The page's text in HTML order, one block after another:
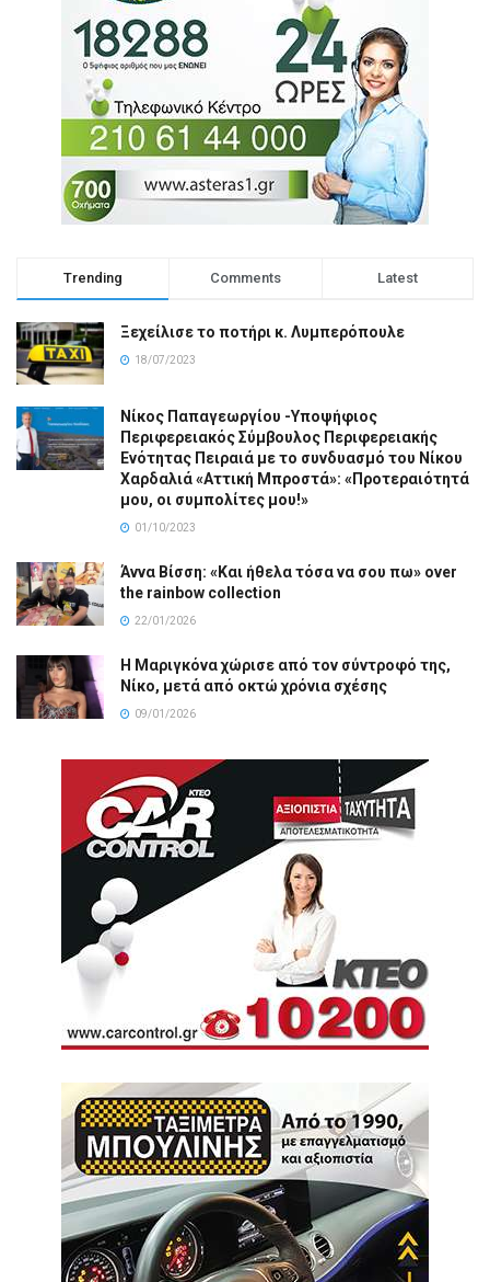
Trending Comments Latest
Ξεχείλισε το ποτήρι κ. Λυμπερόπουλε
18/07/2023
Νίκος Παπαγεωργίου -Υποψήφιος
Περιφερειακός Σύμβουλος Περιφερειακής
Ενότητας Πειραιά με το συνδυασμό του Νίκου
Χαρδαλιά «Αττική Μπροστά»: «Προτεραιότητά
μου, οι συμπολίτες μου!»
01/10/2023
Άννα Βίσση: «Και ήθελα τόσα να σου πω» over
the rainbow collection
22/01/2026
Η Μαριγκόνα χώρισε από τον σύντροφό της,
Νίκο, μετά από οκτώ χρόνια σχέσης
09/01/2026